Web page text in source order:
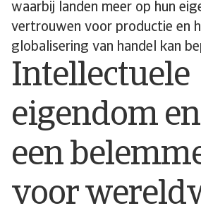
waarbij landen meer op hun
vertrouwen voor productie en
globalisering van handel kan
Intellectuele
eigendom
een
voor